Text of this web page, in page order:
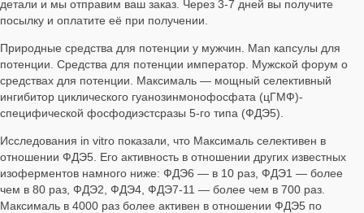
детали и мы отправим ваш заказ. Через 3-7 дней вы получите
посылку и оплатите её при получении.
Природные средства для потенции у мужчин. Man капсулы для
потенции. Средства для потенции император. Мужской форум о
средствах для потенции. Максималь — мощный селективный
ингибитор циклического гуанозинмонофосфата (цГМФ)-
специфической фосфодиэстсразы 5-го типа (ФДЭ5).
Исследования in vitro показали, что Максималь селективен в
отношении ФДЭ5. Его активность в отношении других известных
изоферментов намного ниже: ФДЭ6 — в 10 раз, ФДЭ1 — более
чем в 80 раз, ФДЭ2, ФДЭ4, ФДЭ7-11 — более чем в 700 раз.
Максималь в 4000 раз более активен в отношении ФДЭ5 по